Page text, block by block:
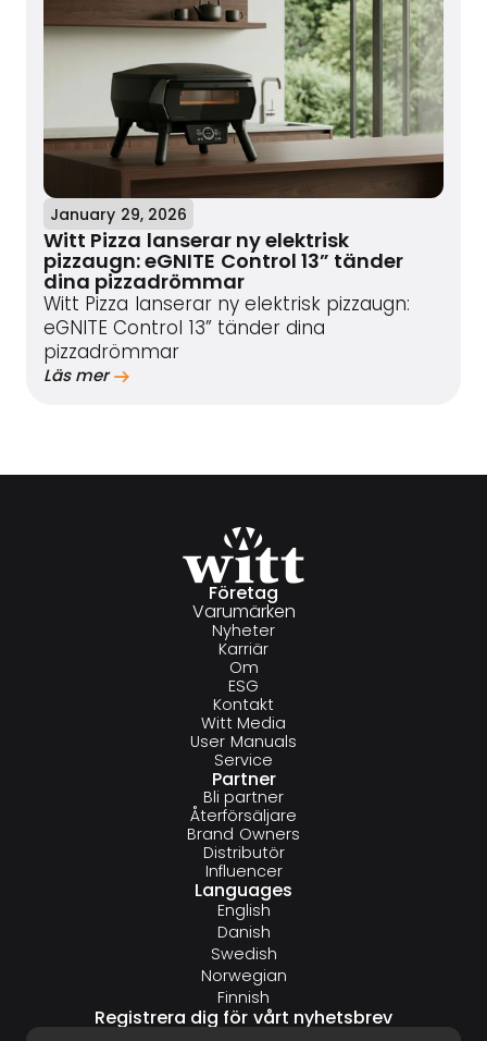
January 29, 2026
Witt Pizza lanserar ny elektrisk
pizzaugn: eGNITE Control 13” tänder
dina pizzadrömmar
Witt Pizza lanserar ny elektrisk pizzaugn:
eGNITE Control 13” tänder dina
pizzadrömmar
Läs mer
Företag
Varumärken
Nyheter
Karriär
Om
ESG
Kontakt
Witt Media
User Manuals
Service
Partner
Bli partner
Återförsäljare
Brand Owners
Distributör
Influencer
Languages
English
Danish
Swedish
Norwegian
Finnish
Registrera dig för vårt nyhetsbrev